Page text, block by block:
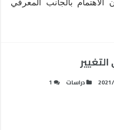
الاهتمام بالجانب المعرفي
دراسات 1